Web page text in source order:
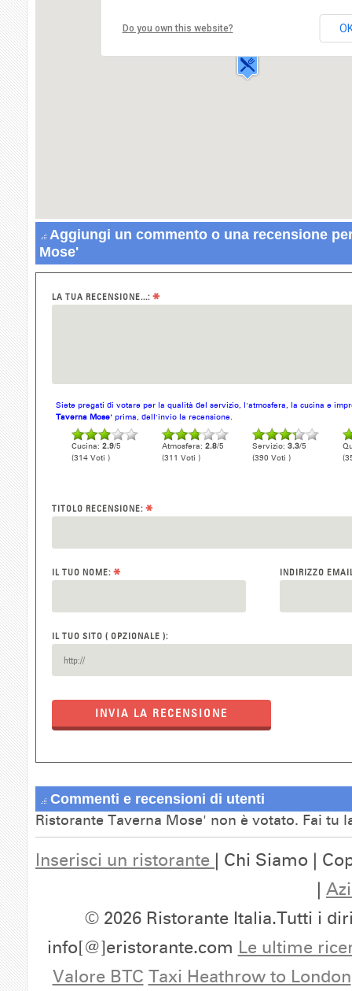
Contrada Mose',
Do you own this website?
Aggiungi un commento o una recensione
Mose'
LA TUA RECENSIONE...: *
Siete pregati di votare per la qualità del servizio, l'atmosfera, la cucina e
Taverna Mose' prima, dell'invio la recensione.
Cucina: 2.9/5
(314 Voti )
Atmosfera: 2.8/5
(311 Voti )
Servizio: 3.3/5
(390 Voti )
TITOLO RECENSIONE: *
IL TUO NOME: * INDIRIZZO
IL TUO SITO ( OPZIONALE ):
INVIA LA RECENSIONE
Commenti e recensioni di utenti
Ristorante Taverna Mose' non è votato. Fai tu
Inserisci un ristorante | Chi Siamo |
|
© 2026 Ristorante Italia.Tutti i
info[@]eristorante.com Le ultime
Valore BTC Taxi Heathrow to London